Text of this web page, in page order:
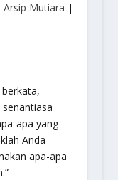
Arsip Mutiara |
senantiasa
apa yang
Anda
apa-apa